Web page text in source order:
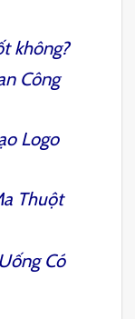
không?
Công
Logo
Thuột
Có